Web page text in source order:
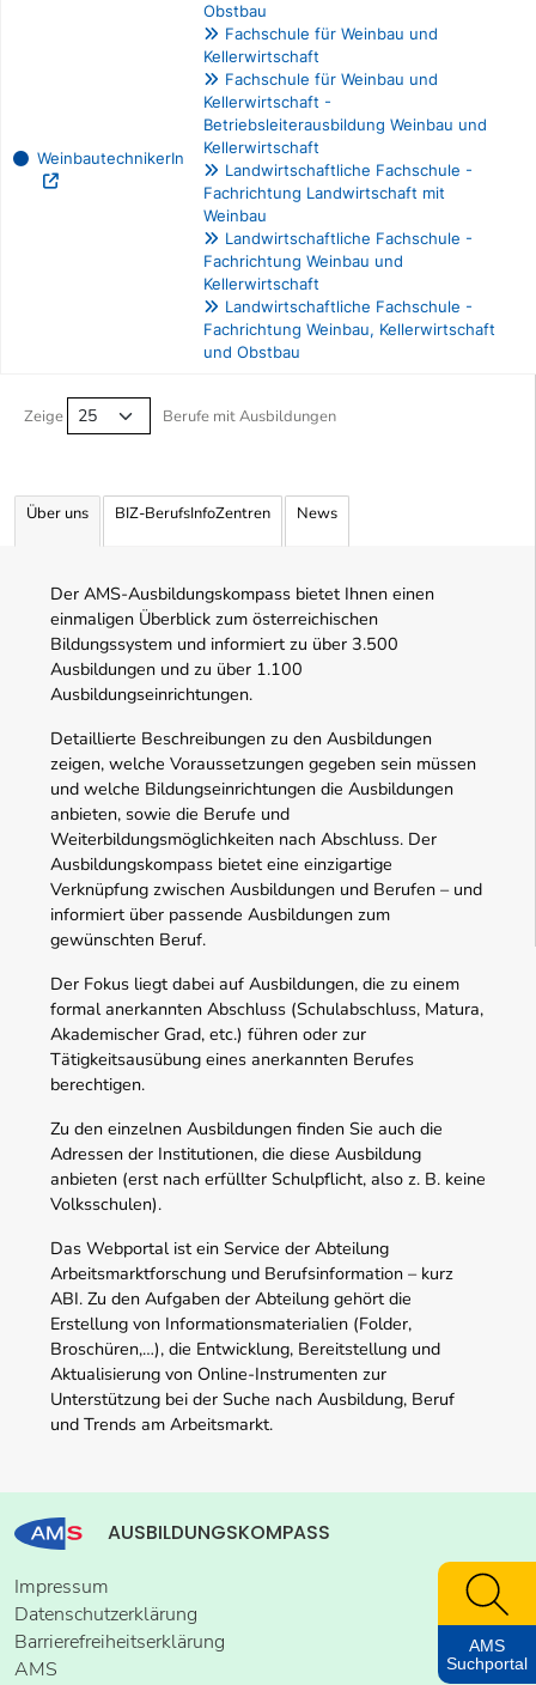
WeinbautechnikerIn
Obstbau
Fachschule für Weinbau und
Kellerwirtschaft
Fachschule für Weinbau und
Kellerwirtschaft -
Betriebsleiterausbildung Weinbau und
Kellerwirtschaft
Landwirtschaftliche Fachschule -
Fachrichtung Landwirtschaft mit
Weinbau
Landwirtschaftliche Fachschule -
Fachrichtung Weinbau und
Kellerwirtschaft
Landwirtschaftliche Fachschule -
Fachrichtung Weinbau, Kellerwirtschaft
und Obstbau
Zeige Berufe mit Ausbildungen
Über uns BIZ-BerufsInfoZentren News
Der AMS-Ausbildungskompass bietet Ihnen einen
einmaligen Überblick zum österreichischen
Bildungssystem und informiert zu über 3.500
Ausbildungen und zu über 1.100
Ausbildungseinrichtungen.
Detaillierte Beschreibungen zu den Ausbildungen
zeigen, welche Voraussetzungen gegeben sein müssen
und welche Bildungseinrichtungen die Ausbildungen
anbieten, sowie die Berufe und
Weiterbildungsmöglichkeiten nach Abschluss. Der
Ausbildungskompass bietet eine einzigartige
Verknüpfung zwischen Ausbildungen und Berufen – und
informiert über passende Ausbildungen zum
gewünschten Beruf.
Der Fokus liegt dabei auf Ausbildungen, die zu einem
formal anerkannten Abschluss (Schulabschluss, Matura,
Akademischer Grad, etc.) führen oder zur
Tätigkeitsausübung eines anerkannten Berufes
berechtigen.
Zu den einzelnen Ausbildungen finden Sie auch die
Adressen der Institutionen, die diese Ausbildung
anbieten (erst nach erfüllter Schulpflicht, also z. B. keine
Volksschulen).
Das Webportal ist ein Service der Abteilung
Arbeitsmarktforschung und Berufsinformation – kurz
ABI. Zu den Aufgaben der Abteilung gehört die
Erstellung von Informationsmaterialien (Folder,
Broschüren,…), die Entwicklung, Bereitstellung und
Aktualisierung von Online-Instrumenten zur
Unterstützung bei der Suche nach Ausbildung, Beruf
und Trends am Arbeitsmarkt.
AUSBILDUNGSKOMPASS
Impressum
Datenschutzerklärung
Barrierefreiheitserklärung
AMS
AMS
Suchportal